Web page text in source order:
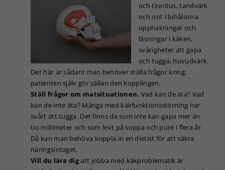
och tinnitus, tandvärk
och ont i bihålorna,
upphakningar och
låsningar i käken,
svårigheter att gapa
och tugga, huvudvärk.
Det här är sådant man behöver ställa frågor kring;
patienten själv gör sällan den kopplingen.
Ställ frågor om matsituationen. Vad kan de äta? Vad
kan de inte äta? Många med käkfunktionsstörning har
svårt att tugga. Det finns de som inte kan gapa mer än
tio millimeter och som levt på soppa och puré i flera år.
Då kan man behöva koppla in en dietist för att säkra
näringsintaget.
Vill du lära digatt jobba med käkproblematik är
Statistik
För att vi ska
kunna
förbättra
hemsidans
funktionalitet
och
uppbyggnad,
baserat på
hur
hemsidan
används.
För att vår